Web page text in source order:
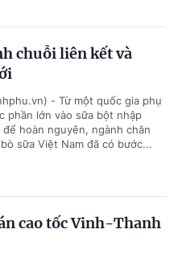
chuỗi liên kết và
- Từ một quốc gia phụ
phần lớn vào sữa bột nhập
để hoàn nguyên, ngành chăn
sữa Việt Nam đã có bước...
cao tốc Vinh-Thanh